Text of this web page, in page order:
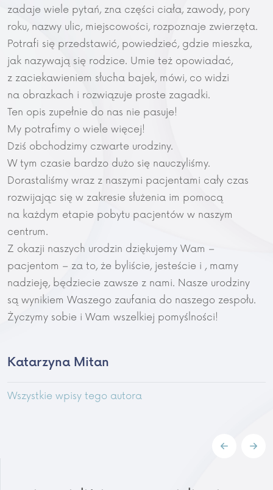
zadaje wiele pytań, zna części ciała, zawody, pory
roku, nazwy ulic, miejscowości, rozpoznaje zwierzęta.
Potrafi się przedstawić, powiedzieć, gdzie mieszka,
jak nazywają się rodzice. Umie też opowiadać,
z zaciekawieniem słucha bajek, mówi, co widzi
na obrazkach i rozwiązuje proste zagadki.
Ten opis zupełnie do nas nie pasuje!
My potrafimy o wiele więcej!
Dziś obchodzimy czwarte urodziny.
W tym czasie bardzo dużo się nauczyliśmy.
Dorastaliśmy wraz z naszymi pacjentami cały czas
rozwijając się w zakresie służenia im pomocą
na każdym etapie pobytu pacjentów w naszym
centrum.
Z okazji naszych urodzin dziękujemy Wam –
pacjentom – za to, że byliście, jesteście i , mamy
nadzieję, będziecie zawsze z nami. Nasze urodziny
są wynikiem Waszego zaufania do naszego zespołu.
Życzymy sobie i Wam wszelkiej pomyślności!
Katarzyna Mitan
Wszystkie wpisy tego autora